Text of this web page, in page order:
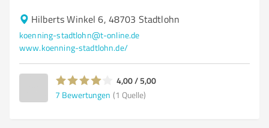
Hilberts Winkel 6, 48703 Stadtlohn
koenning-stadtlohn@t-online.de
www.koenning-stadtlohn.de/
4,00 / 5,00
7 Bewertungen (1 Quelle)